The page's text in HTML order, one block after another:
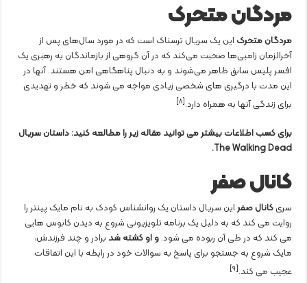
مردگان متحرک
مردگان متحرک این یک سریال ترسناک است که در مورد سال‌های پس از
آخرالزمان زامبی‌ها صحبت می‌کند که در آن گروهی از بازماندگان به رهبری یک
افسر پلیس سابق ظاهر می‌شوند و به دنبال پناهگاهی امن هستند. آنها در
این مدت با درگیری های شخصی زیادی مواجه می شوند که خطر و تهدیدی
برای زندگی آنها به همراه دارد.[٨]
برای کسب اطلاعات بیشتر می توانید مقاله زیر را مطالعه کنید: داستان سریال
The Walking Dead.
کانال صفر
سریکانال صفراین سریال داستان یک روانشناس کودک به نام مایک پینتر را
روایت می کند که به دلیل یک برنامه تلویزیونی شروع به دیدن کابوس هایی
می کند که در طی آن ربوده می شود.و او کشته شد برادر و چند فرزندش،
مایک شروع به جستجو برای پاسخ به سوالات خود در رابطه با این اتفاقات
عجیب می کند.[٩]